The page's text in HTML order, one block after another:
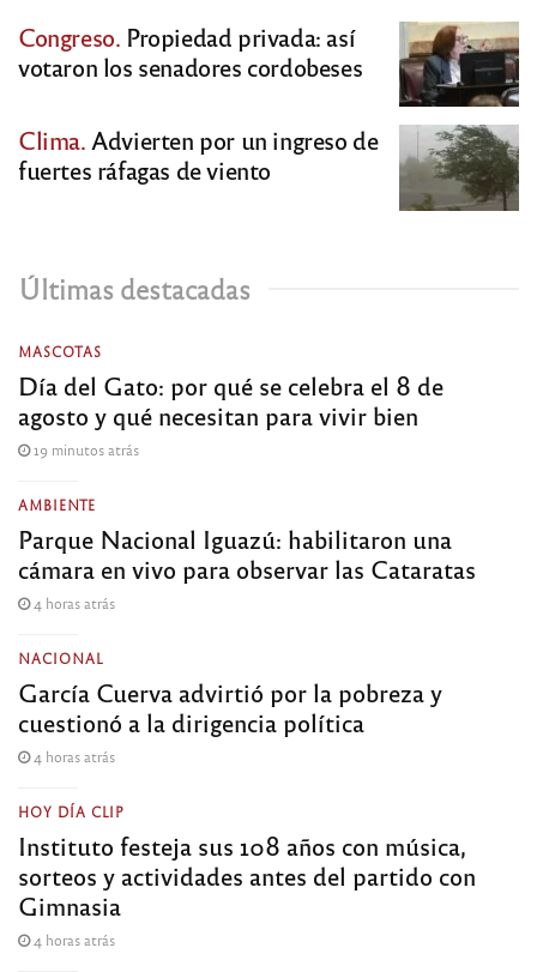
Congreso. Propiedad privada: así
votaron los senadores cordobeses
Clima. Advierten por un ingreso de
fuertes ráfagas de viento
Últimas destacadas
MASCOTAS
Día del Gato: por qué se celebra el 8 de
agosto y qué necesitan para vivir bien
19 minutos atrás
AMBIENTE
Parque Nacional Iguazú: habilitaron una
cámara en vivo para observar las Cataratas
4 horas atrás
NACIONAL
García Cuerva advirtió por la pobreza y
cuestionó a la dirigencia política
4 horas atrás
HOY DÍA CLIP
Instituto festeja sus 108 años con música,
sorteos y actividades antes del partido con
Gimnasia
4 horas atrás